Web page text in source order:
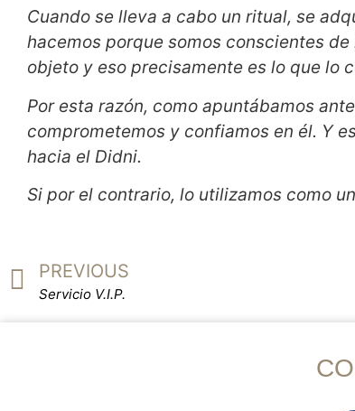
Cuando se lleva a cabo un ritual, se
hacemos porque somos conscientes
objeto y eso precisamente es lo que lo
Por esta razón, como apuntábamos
comprometemos y confiamos en él. Y
hacia el Didni.
Si por el contrario, lo utilizamos como
PREVIOUS
Servicio V.I.P.